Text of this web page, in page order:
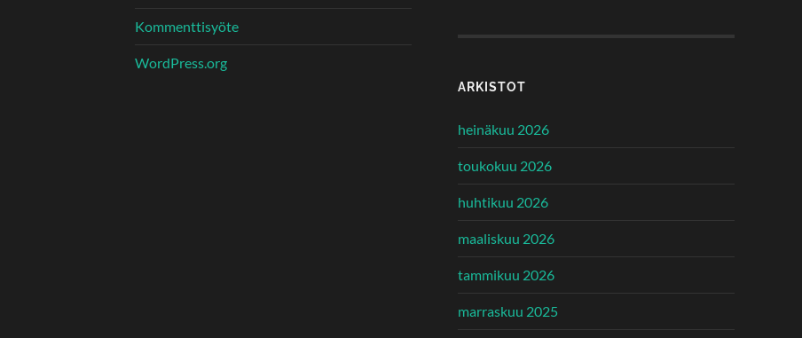
Kommenttisyöte
WordPress.org
ARKISTOT
heinäkuu 2026
toukokuu 2026
huhtikuu 2026
maaliskuu 2026
tammikuu 2026
marraskuu 2025